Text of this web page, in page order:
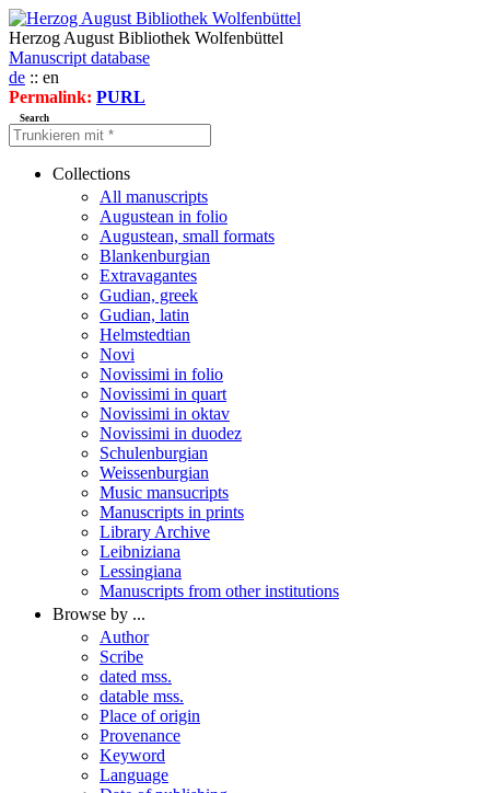
Herzog August Bibliothek Wolfenbüttel
Manuscript database
de :: en
Permalink: PURL
Search
Collections
All manuscripts
Augustean in folio
Augustean, small formats
Blankenburgian
Extravagantes
Gudian, greek
Gudian, latin
Helmstedtian
Novi
Novissimi in folio
Novissimi in quart
Novissimi in oktav
Novissimi in duodez
Schulenburgian
Weissenburgian
Music mansucripts
Manuscripts in prints
Library Archive
Leibniziana
Lessingiana
Manuscripts from other institutions
Browse by ...
Author
Scribe
dated mss.
datable mss.
Place of origin
Provenance
Keyword
Language